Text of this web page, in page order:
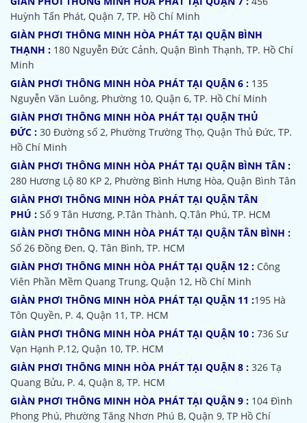
Huỳnh Tấn Phát, Quận 7, TP. Hồ Chí Minh
GIÀN PHƠI THÔNG MINH HÒA PHÁT TẠI QUẬN BÌNH
THẠNH : 180 Nguyễn Đức Cảnh, Quận Bình Thạnh, TP. Hồ Chí
Minh
GIÀN PHƠI THÔNG MINH HÒA PHÁT TẠI QUẬN 6 : 135
Nguyễn Văn Luông, Phường 10, Quận 6, TP. Hồ Chí Minh
GIÀN PHƠI THÔNG MINH HÒA PHÁT TẠI QUẬN THỦ
ĐỨC : 30 Đường số 2, Phường Trường Thọ, Quận Thủ Đức, TP.
Hồ Chí Minh
GIÀN PHƠI THÔNG MINH HÒA PHÁT TẠI QUẬN BÌNH TÂN :
280 Hương Lộ 80 KP 2, Phường Bình Hưng Hòa, Quận Bình Tân
GIÀN PHƠI THÔNG MINH HÒA PHÁT TẠI QUẬN TÂN
PHÚ : Số 9 Tân Hương, P.Tân Thành, Q.Tân Phú, TP. HCM
GIÀN PHƠI THÔNG MINH HÒA PHÁT TẠI QUẬN TÂN BÌNH :
Số 26 Đồng Đen, Q. Tân Bình, TP. HCM
GIÀN PHƠI THÔNG MINH HÒA PHÁT TẠI QUẬN 12 : Công
Viên Phần Mềm Quang Trung, Quận 12, Hồ Chí Minh
GIÀN PHƠI THÔNG MINH HÒA PHÁT TẠI QUẬN 11 :195 Hà
Tôn Quyền, P. 4, Quận 11, TP. HCM
GIÀN PHƠI THÔNG MINH HÒA PHÁT TẠI QUẬN 10 : 736 Sư
Vạn Hạnh P.12, Quận 10, TP. HCM
GIÀN PHƠI THÔNG MINH HÒA PHÁT TẠI QUẬN 8 : 326 Tạ
Quang Bửu, P. 4, Quận 8, TP. HCM
GIÀN PHƠI THÔNG MINH HÒA PHÁT TẠI QUẬN 9 : 104 Đình
Phong Phú, Phường Tăng Nhơn Phú B, Quận 9, TP Hồ Chí